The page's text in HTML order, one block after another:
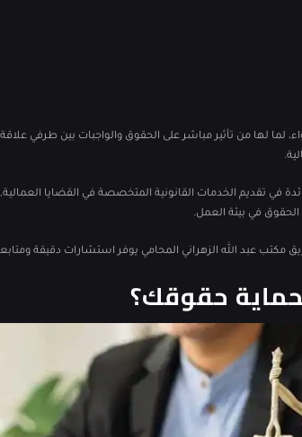
لما لها من تأثير مباشر على الحقوق والواجبات بين طرفي
في تقديم الخدمات القانونية المتخصصة في القضايا
الحقوق في بيئة العمل.
عبد الله الزهراني المحامي يوفر استشارات دقيقة
حقوقك؟